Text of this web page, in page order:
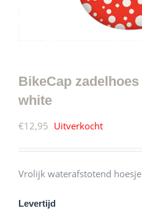
BikeCap
white
€12,95 Uitverkocht
Vrolijk waterafstotend
Levertijd